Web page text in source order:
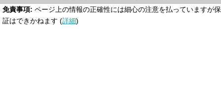
免責事項: ページ上の情報の正確性には細心の注意を払っていますが保
証はできかねます (詳細)